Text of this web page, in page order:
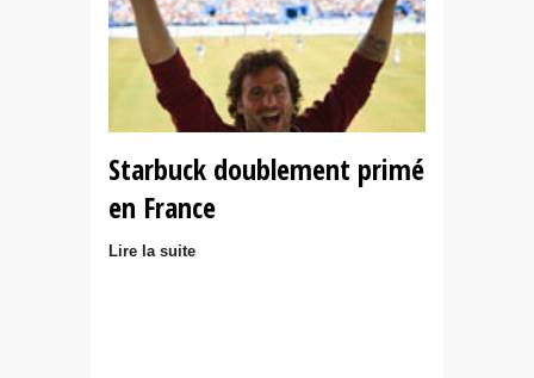
Starbuck doublement primé
en France
Lire la suite